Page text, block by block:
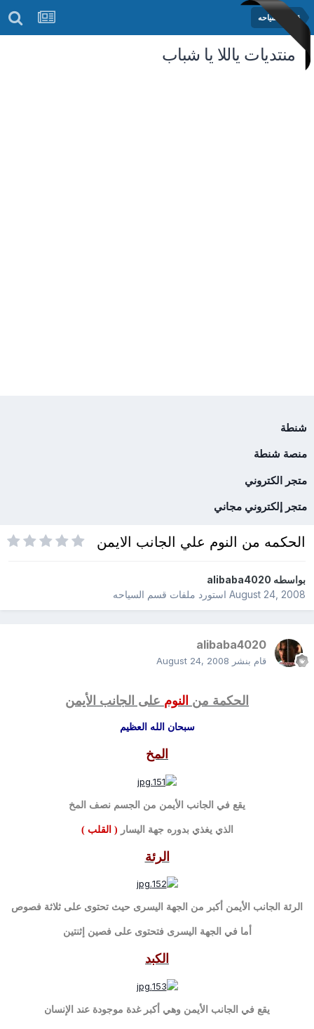
قسم السياحه
منتديات ياللا يا شباب
شنطة
منصة شنطة
متجر الكتروني
متجر إلكتروني مجاني
الحكمه من النوم علي الجانب الايمن
بواسطهalibaba4020
August 24, 2008استورد ملفات قسم السياحه
alibaba4020
قام بنشر August 24, 2008
الحكمة من النومعلى الجانب الأيمن
سبحان الله العظيم
المخ
يقع في الجانب الأيمن من الجسم نصف المخ
الذي يغذي بدوره جهة اليسار ( القلب )
الرئة
الرئة الجانب الأيمن أكبر من الجهة اليسرى حيث تحتوى على ثلاثة فصوص
أما في الجهة اليسرى فتحتوى على فصين إثنتين
الكبد
يقع في الجانب الأيمن وهي أكبر غدة موجودة عند الإنسان